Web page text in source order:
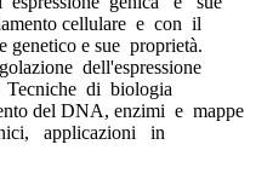
cellulare e con il
genetico e sue proprietà.
dell'espressione
Tecniche di biologia
del DNA, enzimi e mappe
applicazioni in